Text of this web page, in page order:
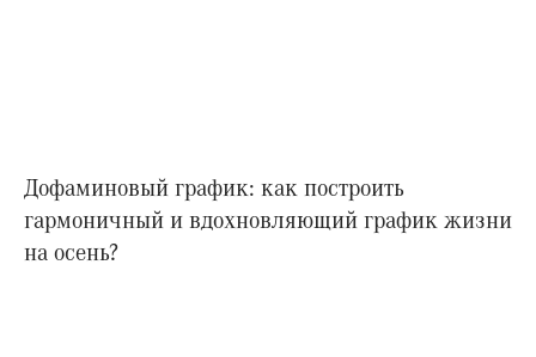
Дофаминовый график: как построить
гармоничный и вдохновляющий график жизни
на осень?